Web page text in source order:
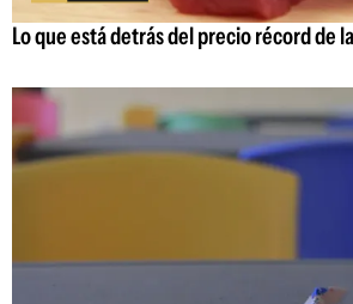
Lo que está detrás del precio récord de